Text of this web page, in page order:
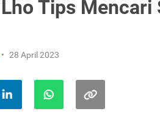
Tips
28 April 2023